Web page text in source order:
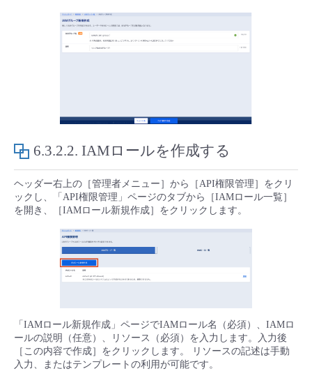
- APIリファレンス
- クラウド / サーバー
- Flexible InterConnect
- Flexible Remote Access
- vUTM2
- ITインフラストラクチャー
- その他
6.3.2.2. IAMロールを作成する
ヘッダー右上の［管理者メニュー］から［API権限管理］をクリ
ックし、「API権限管理」ページのタブから［IAMロール一覧］
を開き、［IAMロール新規作成］をクリックします。
「IAMロール新規作成」ページでIAMロール名（必須）、IAMロ
ールの説明（任意）、リソース（必須）を入力します。入力後
［この内容で作成］をクリックします。 リソースの記述は手動
入力、またはテンプレートの利用が可能です。